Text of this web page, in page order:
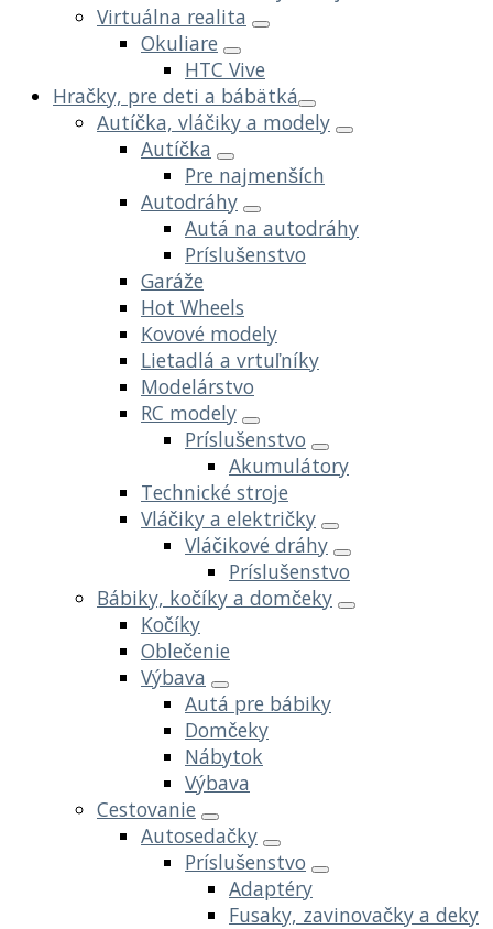
Virtuálna realita
Okuliare
HTC Vive
Hračky, pre deti a bábätká
Autíčka, vláčiky a modely
Autíčka
Pre najmenších
Autodráhy
Autá na autodráhy
Príslušenstvo
Garáže
Hot Wheels
Kovové modely
Lietadlá a vrtuľníky
Modelárstvo
RC modely
Príslušenstvo
Akumulátory
Technické stroje
Vláčiky a električky
Vláčikové dráhy
Príslušenstvo
Bábiky, kočíky a domčeky
Kočíky
Oblečenie
Výbava
Autá pre bábiky
Domčeky
Nábytok
Výbava
Cestovanie
Autosedačky
Príslušenstvo
Adaptéry
Fusaky, zavinovačky a deky